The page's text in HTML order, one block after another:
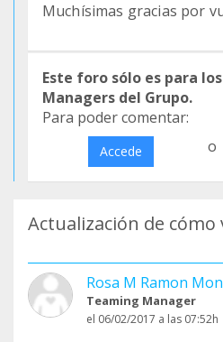
Muchísimas gracias por
Este foro sólo es para
Managers del Grupo.
Para poder comentar:
Accede o
Actualización de cómo
Rosa M Ramon
Teaming Manager
el 06/02/2017 a las 07:52h